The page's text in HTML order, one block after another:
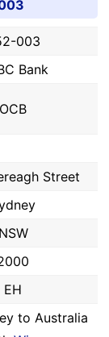
003
Bank
OCB
Street
NSW
EH
to Australia